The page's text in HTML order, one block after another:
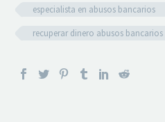
especialista en abusos bancarios
recuperar dinero abusos bancarios